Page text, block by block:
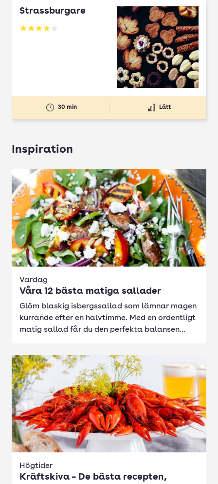
Strassburgare
Betyg: 3.78 av 5
30 min Lätt
Inspiration
Vardag
Våra 12 bästa matiga sallader
Glöm blaskig isbergssallad som lämnar magen
kurrande efter en halvtimme. Med en ordentligt
matig sallad får du den perfekta balansen...
Högtider
Kräftskiva – De bästa recepten,